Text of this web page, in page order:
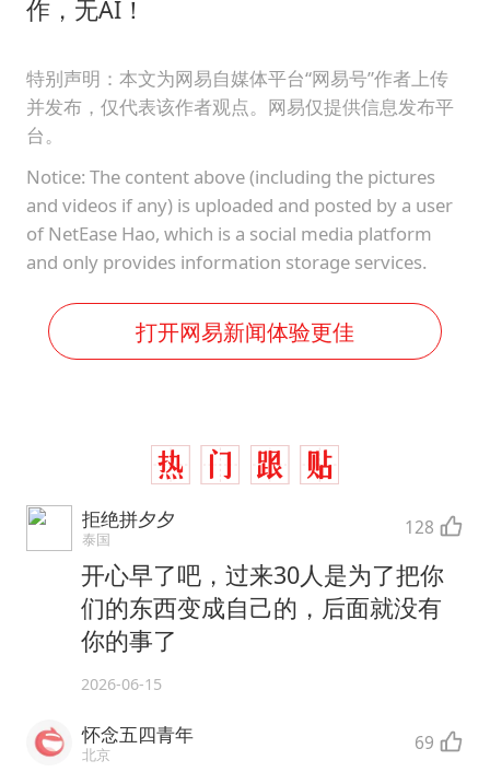
作，无AI！
特别声明：本文为网易自媒体平台“网易号”作者上传
并发布，仅代表该作者观点。网易仅提供信息发布平
台。
Notice: The content above (including the pictures
and videos if any) is uploaded and posted by a user
of NetEase Hao, which is a social media platform
and only provides information storage services.
打开网易新闻体验更佳
拒绝拼夕夕
泰国 128
开心早了吧，过来30人是为了把你
们的东西变成自己的，后面就没有
你的事了
2026-06-15
怀念五四青年
北京 69